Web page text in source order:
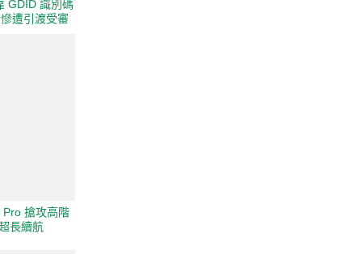
GDID 識別碼
遭引渡受審
搶攻高階
長續航